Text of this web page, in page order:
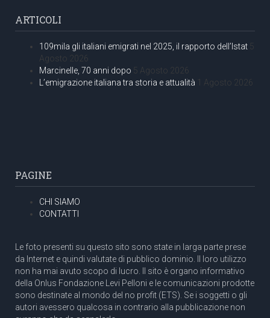
ARTICOLI
109mila gli italiani emigrati nel 2025, il rapporto dell’Istat 5
Agosto 2026
Marcinelle, 70 anni dopo 5 Agosto 2026
L’emigrazione italiana tra storia e attualità 1 Agosto 2026
PAGINE
CHI SIAMO
CONTATTI
Le foto presenti su questo sito sono state in larga parte prese
da Internet e quindi valutate di pubblico dominio. Il loro utilizzo
non ha mai avuto scopo di lucro. Il sito è organo informativo
della Onlus Fondazione Levi Pelloni e le comunicazioni prodotte
sono destinate al mondo del no profit (ETS). Se i soggetti o gli
autori avessero qualcosa in contrario alla pubblicazione non